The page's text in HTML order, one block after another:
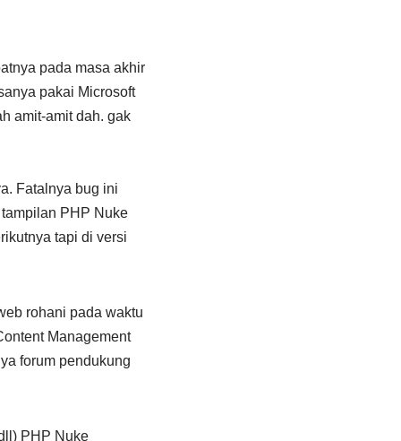
pada masa akhir
pakai Microsoft
amit-amit dah. gak
Fatalnya bug ini
PHP Nuke
tapi di versi
rohani pada waktu
Management
forum pendukung
PHP Nuke